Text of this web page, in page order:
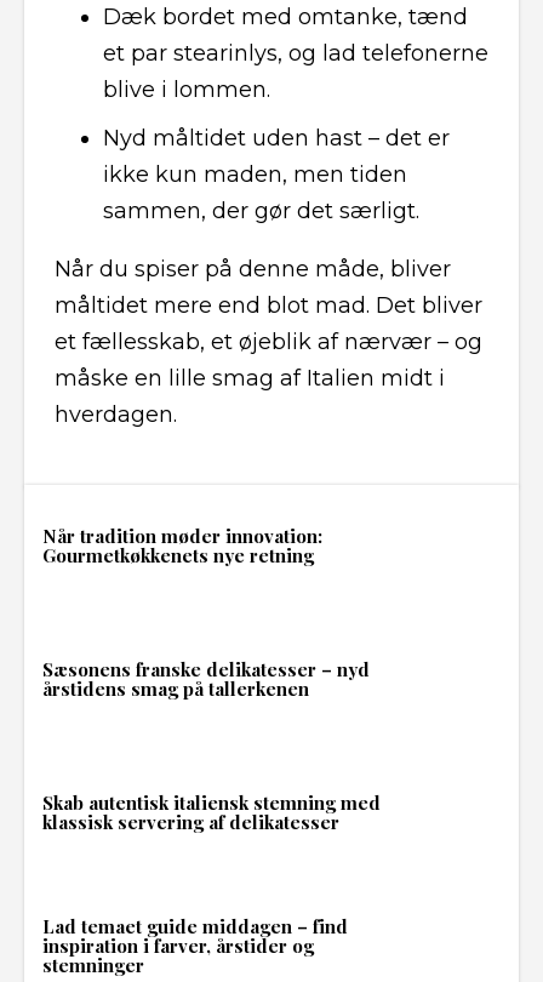
Dæk bordet med omtanke, tænd
et par stearinlys, og lad telefonerne
blive i lommen.
Nyd måltidet uden hast – det er
ikke kun maden, men tiden
sammen, der gør det særligt.
Når du spiser på denne måde, bliver
måltidet mere end blot mad. Det bliver
et fællesskab, et øjeblik af nærvær – og
måske en lille smag af Italien midt i
hverdagen.
Når tradition møder innovation:
Gourmetkøkkenets nye retning
Sæsonens franske delikatesser – nyd
årstidens smag på tallerkenen
Skab autentisk italiensk stemning med
klassisk servering af delikatesser
Lad temaet guide middagen – find
inspiration i farver, årstider og
stemninger